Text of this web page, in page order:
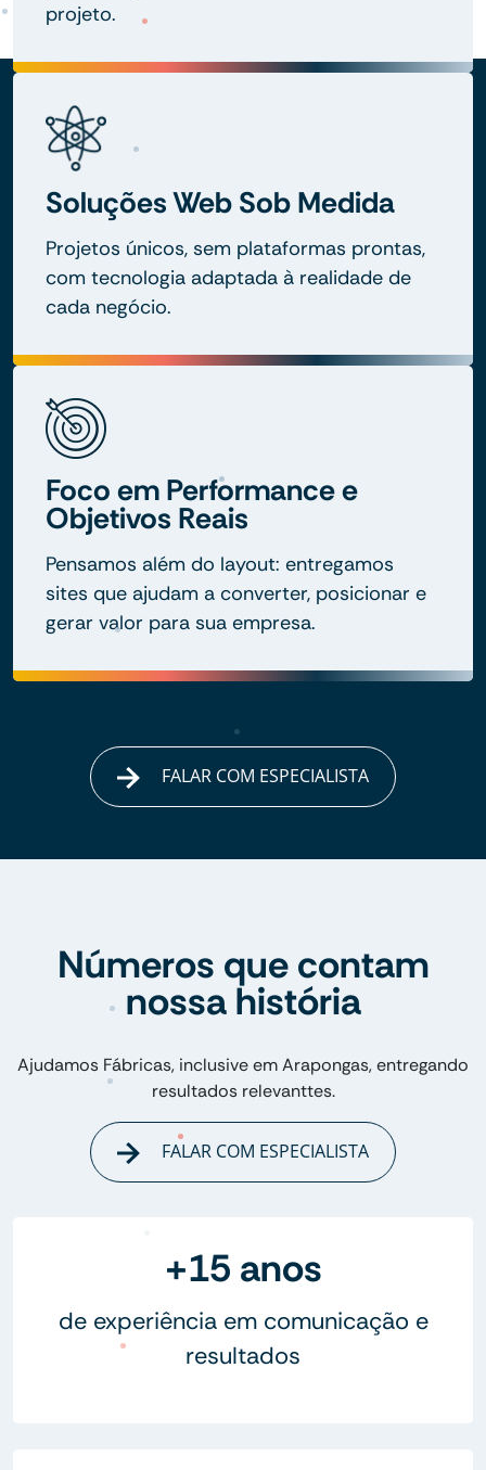
projeto.
Soluções Web Sob Medida
Projetos únicos, sem plataformas prontas,
com tecnologia adaptada à realidade de
cada negócio.
Foco em Performance e
Objetivos Reais
Pensamos além do layout: entregamos
sites que ajudam a converter, posicionar e
gerar valor para sua empresa.
FALAR COM ESPECIALISTA
Números que contam
nossa história
Ajudamos Fábricas, inclusive em Arapongas, entregando
resultados relevanttes.
FALAR COM ESPECIALISTA
+15 anos
de experiência em comunicação e
resultados